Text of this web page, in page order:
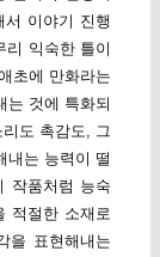
이야기 진행
리 익숙한 틀이
초에 만화라는
는 것에 특화되
도 촉감도, 그
내는 능력이 떨
작품처럼 능숙
적절한 소재로
을 표현해내는